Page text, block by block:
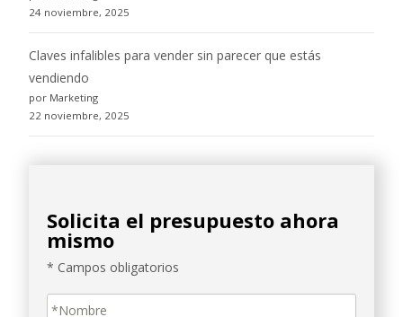
24 noviembre, 2025
Claves infalibles para vender sin parecer que estás
vendiendo
por Marketing
22 noviembre, 2025